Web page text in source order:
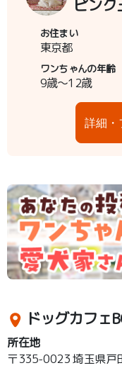
ピン
お住まい
東京都
ワンちゃんの年齢
9歳～12歳
詳細・
ドッグカフェ
所在地
〒335-0023 埼玉県戸